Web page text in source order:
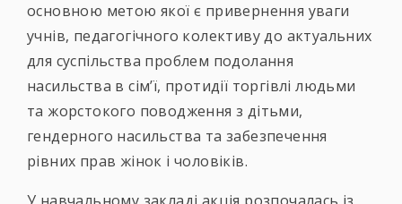
основною метою якої є привернення уваги
учнів, педагогічного колективу до актуальних
для суспільства проблем подолання
насильства в сім’ї, протидії торгівлі людьми
та жорстокого поводження з дітьми,
гендерного насильства та забезпечення
рівних прав жінок і чоловіків.